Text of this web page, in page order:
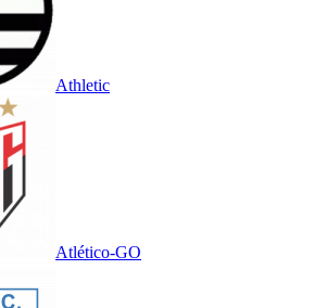
Athletic
Atlético-GO